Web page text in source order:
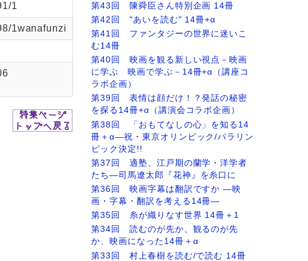
1
1wanafunzi
第43回 陳舜臣さん特別企画 14冊
第42回 "あいを読む" 14冊+α
第41回 ファンタジーの世界に迷いこ
む14冊
第40回 映画を観る新しい視点－映画
に学ぶ 映画で学ぶ－14冊+α（講座コ
ラボ企画）
第39回 表情は顔だけ！？発話の秘密
を探る14冊+α（講演会コラボ企画）
第38回 「おもてなしの心」を知る14
冊＋α―祝・東京オリンピック/パラリン
ピック決定!!
第37回 適塾、江戸期の蘭学・洋学者
たち―司馬遼太郎『花神』を糸口に
第36回 映画字幕は翻訳ですか ―映
画・字幕・翻訳を考える14冊―
第35回 糸が織りなす世界 14冊＋1
第34回 読むのが先か、観るのが先
か、映画になった14冊＋α
第33回 村上春樹を読む/で読む 14冊